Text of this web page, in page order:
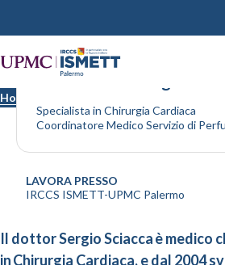
Home
Dott. Sciacca Sergio
Specialista in Chirurgia Cardiaca
Coordinatore Medico Servizio di
LAVORA PRESSO
IRCCS ISMETT-UPMC Palermo
Il dottor Sergio Sciacca è medico
in Chirurgia Cardiaca, e dal 2004